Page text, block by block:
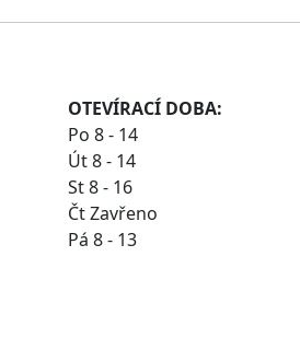
OTEVÍRACÍ DOBA:
Po 8 - 14
Út 8 - 14
St 8 - 16
Čt Zavřeno
Pá 8 - 13